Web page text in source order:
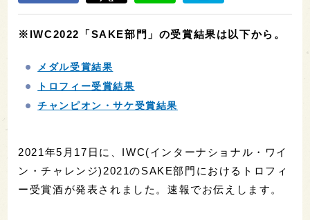
※IWC2022「SAKE部門」の受賞結果は以下から。
メダル受賞結果
トロフィー受賞結果
チャンピオン・サケ受賞結果
2021年5月17日に、IWC(インターナショナル・ワイ
ン・チャレンジ)2021のSAKE部門におけるトロフィ
ー受賞酒が発表されました。速報でお伝えします。